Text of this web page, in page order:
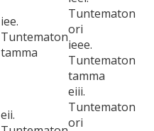
iee.
Tuntematon
tamma
Tuntematon
ori
ieee.
Tuntematon
tamma
eii.
eiii.
Tuntematon
ori